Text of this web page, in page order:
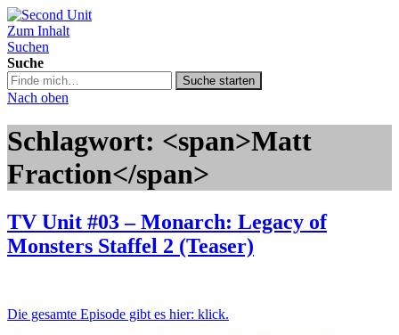
Second Unit
Zum Inhalt
Suchen
Suche
Suche
in
podcast.de/
Suche starten
Nach oben
Schlagwort: <span>Matt
Fraction</span>
TV Unit #03 – Monarch: Legacy of
Monsters Staffel 2 (Teaser)
Die gesamte Episode gibt es hier: klick.